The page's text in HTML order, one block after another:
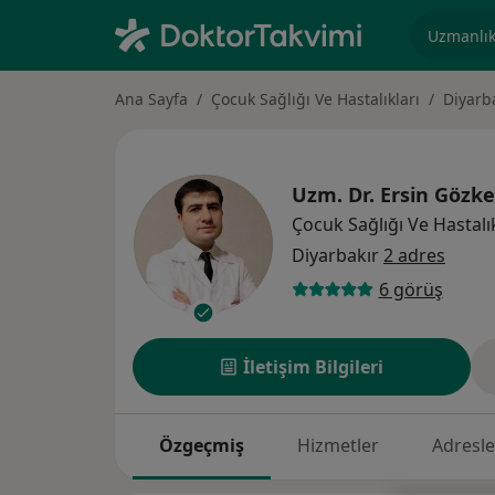
Ana Sayfa Çocuk Sağlığı Ve Hastalıkları
Uzm. Dr. Ersin
Çocuk Sağlığı Ve
Diyarbakır2 adres
6 görüş
İletişim Bilgileri
Özgeçmiş Hizmetler